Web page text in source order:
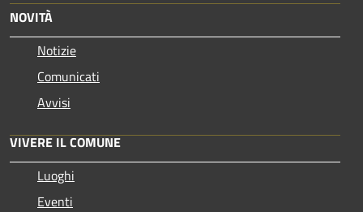
NOVITÀ
Notizie
Comunicati
Avvisi
VIVERE IL COMUNE
Luoghi
Eventi